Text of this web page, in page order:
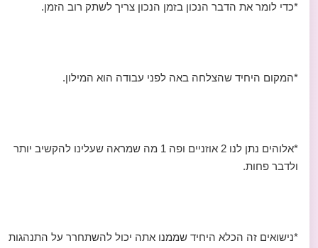
*כדי לומר את הדבר הנכון בזמן הנכון צריך לשתק רוב הזמן.
*המקום היחיד שהצלחה באה לפני עבודה הוא המילון.
*אלוהים נתן לנו 2 אוזניים ופה 1 מה שמראה שעלינו להקשיב יותר
ולדבר פחות.
*נישואים זה הכלא היחיד שממנו אתה יכול להשתחרר על התנהגות